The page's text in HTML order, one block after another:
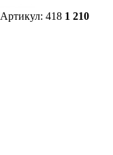
Артикул: 418 1 210